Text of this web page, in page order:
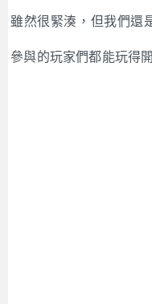
雖然很緊湊，但我們還
參與的玩家們都能玩得